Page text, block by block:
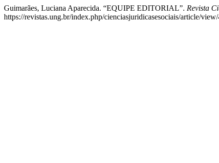
Guimarães, Luciana Aparecida. “EQUIPE EDITORIAL”. Revista
https://revistas.ung.br/index.php/cienciasjuridicasesociais/article/